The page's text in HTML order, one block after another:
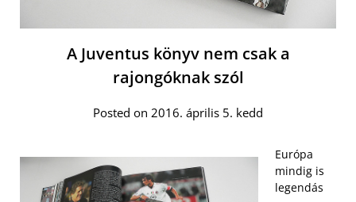
A Juventus könyv nem csak a
rajongóknak szól
Posted on 2016. április 5. kedd
Európa
mindig is
legendás